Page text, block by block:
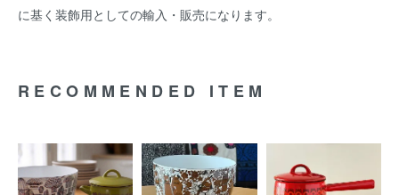
に基く装飾用としての輸入・販売になります。
RECOMMENDED ITEM